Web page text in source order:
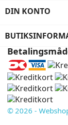
DIN KONTO
© 2026 -